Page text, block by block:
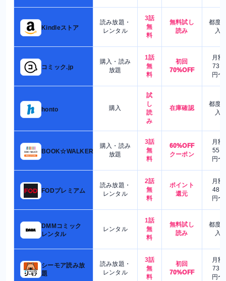
Kindleストア
読み放題・
レンタル
3話
無
料
無料試し
読み
都度
入
コミック.jp
購入・読み
放題
1話
無
料
初回
70%OFF
月額
730
円〜
honto 購入
試
し
読
み
在庫確認
都度
入
BOOK☆WALKER
購入・読み
放題
3話
無
料
60%OFF
クーポン
月額
550
円〜
FODプレミアム
読み放題・
レンタル
2話
無
料
ポイント
還元
月額
480
円〜
DMMコミック
レンタル
レンタル
1話
無
料
無料試し
読み
都度
入
シーモア読み放
題
読み放題・
レンタル
3話
無
料
初回
70%OFF
月額
730
円〜